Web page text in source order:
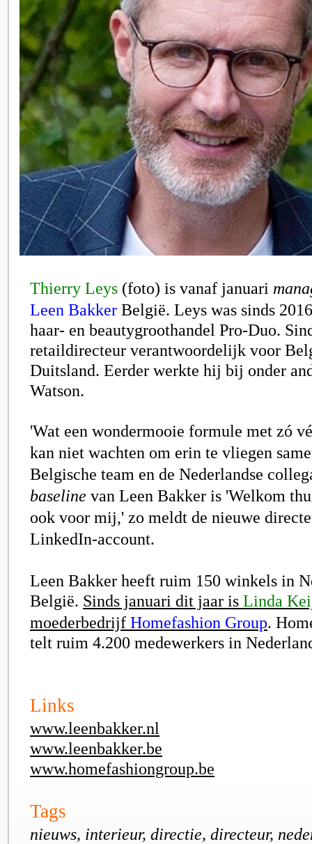
Thierry Leys (foto) is vanaf januari
Leen Bakker België. Leys was sinds
haar- en beautygroothandel Pro-Duo.
retaildirecteur verantwoordelijk voor
Duitsland. Eerder werkte hij bij onder
Watson.
'Wat een wondermooie formule met zó
kan niet wachten om erin te vliegen
Belgische team en de Nederlandse
baseline van Leen Bakker is 'Welkom
ook voor mij,' zo meldt de nieuwe
LinkedIn-account.
Leen Bakker heeft ruim 150 winkels in
België. Sinds januari dit jaar is Linda
moederbedrijf Homefashion Group.
telt ruim 4.200 medewerkers in
Links
www.leenbakker.nl
www.leenbakker.be
www.homefashiongroup.be
Tags
nieuws, interieur, directie, directeur,